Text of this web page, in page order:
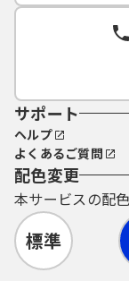
は、特に
が、利用
間行われ
て抹消す
ド、整理
人がこれ
５ 電子証
（１）利
出等の手
下「電子
ものがあ
サポート
ヘルプ
よくあるご質問
配色変更
本サービスの配
標準